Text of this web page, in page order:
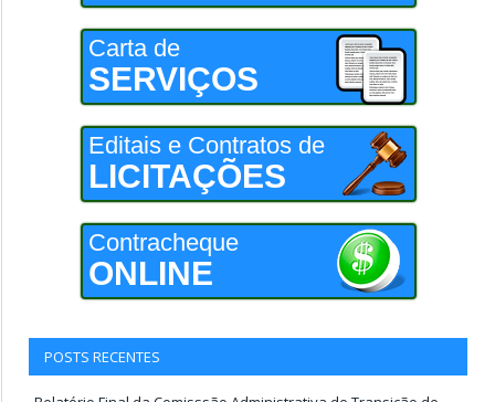
Carta de
SERVIÇOS
Editais e Contratos de
LICITAÇÕES
Contracheque
ONLINE
POSTS RECENTES